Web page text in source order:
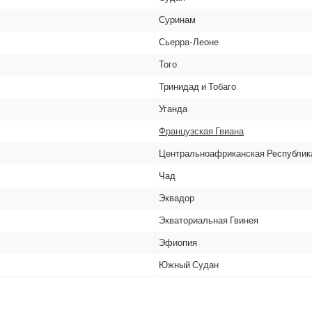
Суринам
Сьерра-Леоне
Того
Тринидад и Тобаго
Уганда
Французская Гвиана
Центральноафриканская
Чад
Эквадор
Экваториальная Гвинея
Эфиопия
Южный Судан